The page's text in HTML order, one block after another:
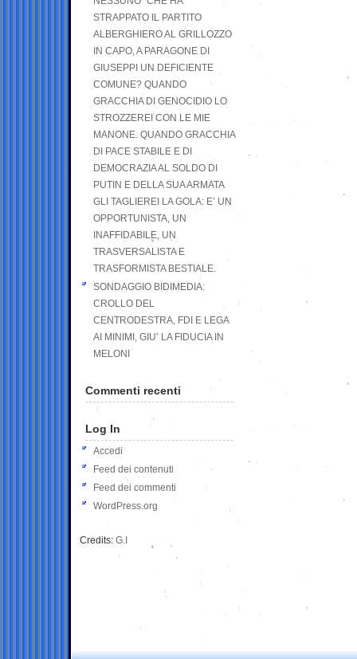
STRAPPATO IL PARTITO
ALBERGHIERO AL GRILLOZZO
IN CAPO, A PARAGONE DI
GIUSEPPI UN DEFICIENTE
COMUNE? QUANDO
GRACCHIA DI GENOCIDIO LO
STROZZEREI CON LE MIE
MANONE. QUANDO GRACCHIA
DI PACE STABILE E DI
DEMOCRAZIA AL SOLDO DI
PUTIN E DELLA SUA ARMATA
GLI TAGLIEREI LA GOLA: E’ UN
OPPORTUNISTA, UN
INAFFIDABILE, UN
TRASVERSALISTA E
TRASFORMISTA BESTIALE.
SONDAGGIO BIDIMEDIA:
CROLLO DEL
CENTRODESTRA, FDI E LEGA
AI MINIMI, GIU’ LA FIDUCIA IN
MELONI
Commenti recenti
Log In
Accedi
Feed dei contenuti
Feed dei commenti
WordPress.org
Credits: G.I